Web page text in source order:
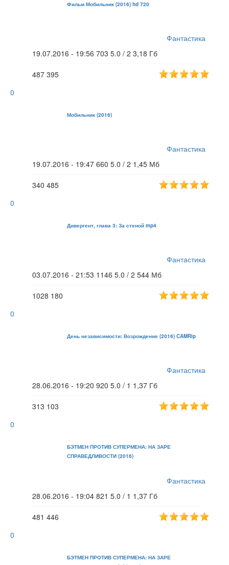
Фильм Мобильник (2016) hd 720
Фантастика
19.07.2016 - 19:56 703 5.0 / 2 3,18 Гб
487 395
0
Мобильник (2016)
Фантастика
19.07.2016 - 19:47 660 5.0 / 2 1,45 Мб
340 485
0
Дивергент, глава 3: За стеной mp4
Фантастика
03.07.2016 - 21:53 1146 5.0 / 2 544 Мб
1028 180
0
День независимости: Возрождение (2016) CAMRip
Фантастика
28.06.2016 - 19:20 920 5.0 / 1 1,37 Гб
313 103
0
БЭТМЕН ПРОТИВ СУПЕРМЕНА: НА ЗАРЕ
СПРАВЕДЛИВОСТИ (2016)
Фантастика
28.06.2016 - 19:04 821 5.0 / 1 1,37 Гб
481 446
0
БЭТМЕН ПРОТИВ СУПЕРМЕНА: НА ЗАРЕ